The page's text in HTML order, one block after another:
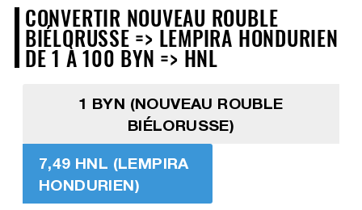
CONVERTIR NOUVEAU ROUBLE
BIÉLORUSSE => LEMPIRA HONDURIEN
DE 1 À 100 BYN => HNL
1 BYN (NOUVEAU ROUBLE
BIÉLORUSSE)
7,49 HNL (LEMPIRA
HONDURIEN)